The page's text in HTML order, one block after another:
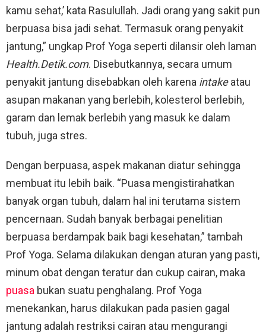
kamu sehat,’ kata Rasulullah. Jadi orang yang sakit pun
berpuasa bisa jadi sehat. Termasuk orang penyakit
jantung,” ungkap Prof Yoga seperti dilansir oleh laman
Health.Detik.com. Disebutkannya, secara umum
penyakit jantung disebabkan oleh karena intakeatau
asupan makanan yang berlebih, kolesterol berlebih,
garam dan lemak berlebih yang masuk ke dalam
tubuh, juga stres.
Dengan berpuasa, aspek makanan diatur sehingga
membuat itu lebih baik. “Puasa mengistirahatkan
banyak organ tubuh, dalam hal ini terutama sistem
pencernaan. Sudah banyak berbagai penelitian
berpuasa berdampak baik bagi kesehatan,” tambah
Prof Yoga. Selama dilakukan dengan aturan yang pasti,
minum obat dengan teratur dan cukup cairan, maka
puasa bukan suatu penghalang. Prof Yoga
menekankan, harus dilakukan pada pasien gagal
jantung adalah restriksi cairan atau mengurangi